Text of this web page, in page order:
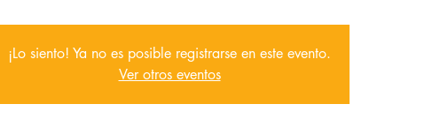
¡Lo siento! Ya no es posible registrarse en este evento.
Ver otros eventos